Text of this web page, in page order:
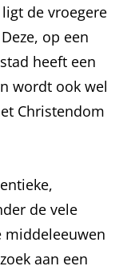
de vroegere
op een
heeft een
wordt ook wel
Christendom
de vele
middeleeuwen
aan een